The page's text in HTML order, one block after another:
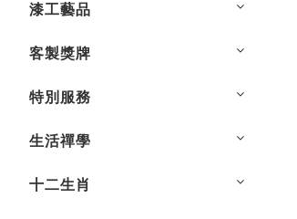
漆工藝品
客製獎牌
特別服務
生活禪學
十二生肖